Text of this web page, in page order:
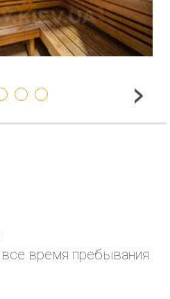
время пребывания